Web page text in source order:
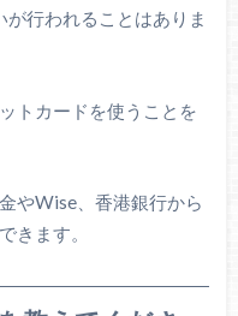
が行われることはありま
トカードを使うことを
やWise、香港銀行から
きます。